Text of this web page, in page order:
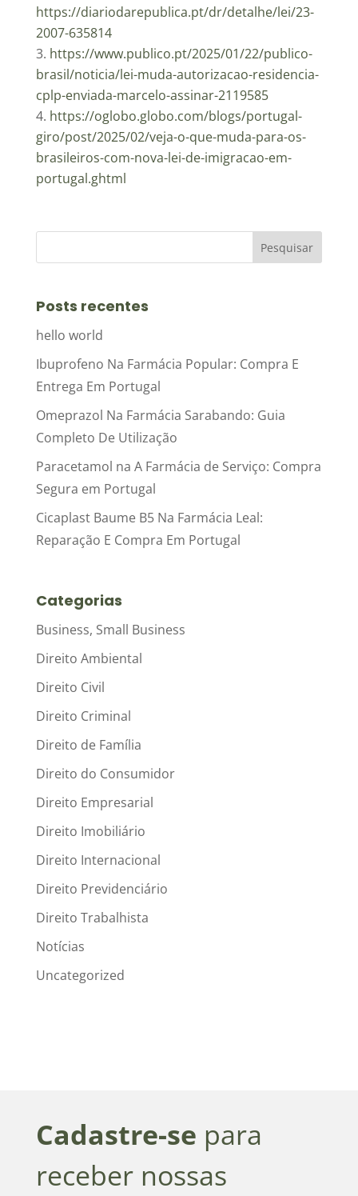
https://diariodarepublica.pt/dr/detalhe/lei/23-
2007-635814
https://www.publico.pt/2025/01/22/publico-
brasil/noticia/lei-muda-autorizacao-residencia-
cplp-enviada-marcelo-assinar-2119585
https://oglobo.globo.com/blogs/portugal-
giro/post/2025/02/veja-o-que-muda-para-os-
brasileiros-com-nova-lei-de-imigracao-em-
portugal.ghtml
Posts recentes
hello world
Ibuprofeno Na Farmácia Popular: Compra E
Entrega Em Portugal
Omeprazol Na Farmácia Sarabando: Guia
Completo De Utilização
Paracetamol na A Farmácia de Serviço: Compra
Segura em Portugal
Cicaplast Baume B5 Na Farmácia Leal:
Reparação E Compra Em Portugal
Categorias
Business, Small Business
Direito Ambiental
Direito Civil
Direito Criminal
Direito de Família
Direito do Consumidor
Direito Empresarial
Direito Imobiliário
Direito Internacional
Direito Previdenciário
Direito Trabalhista
Notícias
Uncategorized
Cadastre-se para
receber nossas